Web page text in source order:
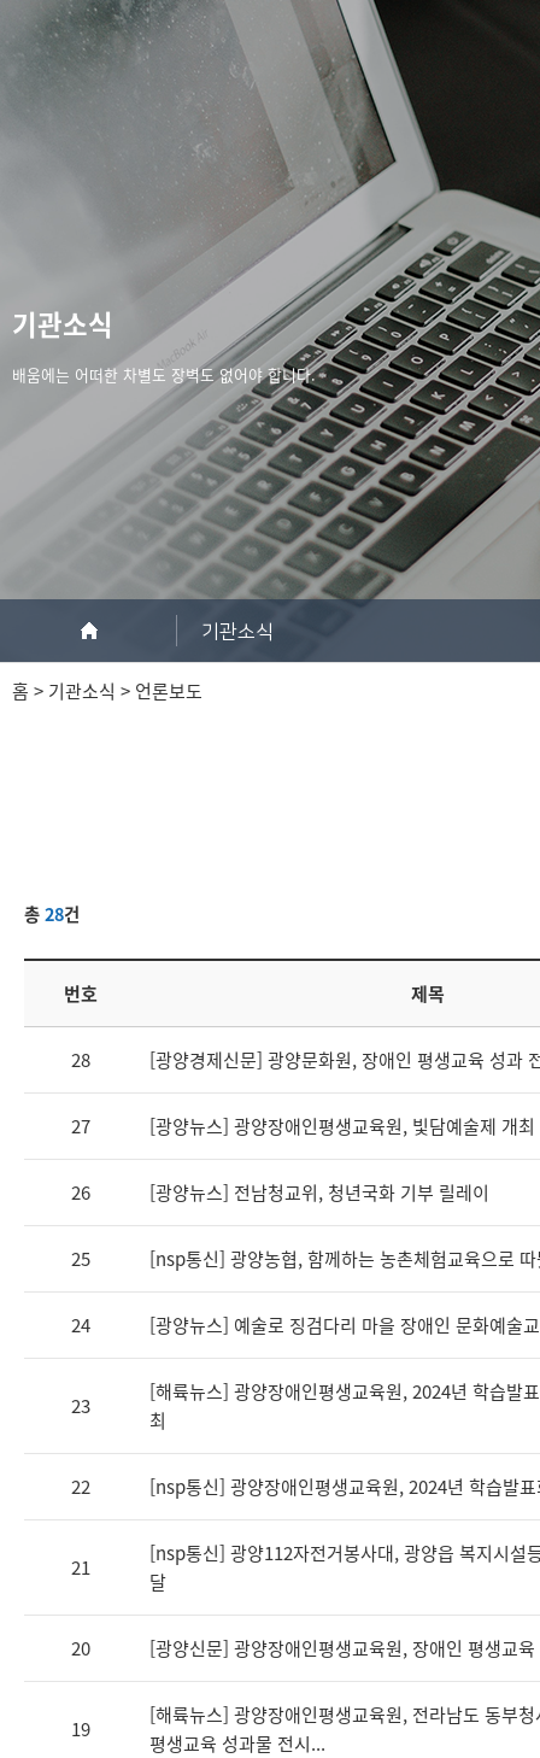
기관소식
배움에는 어떠한 차별도 장벽도 없어야 합니다.
기관소식
홈 > 기관소식 > 언론보도
총28건
번호 제목
28 [광양경제신문] 광양문화원, 장애인 평생교육 성과
27 [광양뉴스] 광양장애인평생교육원, 빛담예술제 개최
26 [광양뉴스] 전남청교위, 청년국화 기부 릴레이
25 [nsp통신] 광양농협, 함께하는 농촌체험교육으로
24 [광양뉴스] 예술로 징검다리 마을 장애인 문화예술
23
[해륙뉴스] 광양장애인평생교육원, 2024년 학습발
최
22 [nsp통신] 광양장애인평생교육원, 2024년 학습발
21
[nsp통신] 광양112자전거봉사대, 광양읍 복지시설
달
20 [광양신문] 광양장애인평생교육원, 장애인 평생교
19
[해륙뉴스] 광양장애인평생교육원, 전라남도 동부
평생교육 성과물 전시...